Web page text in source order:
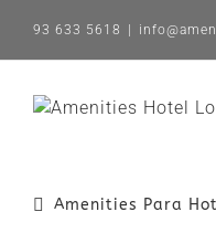
contenido
93 633 5618
Amenities Para